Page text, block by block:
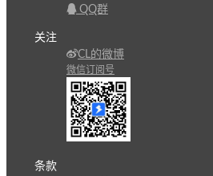
QQ群
关注
CL的微博
微信订阅号
条款